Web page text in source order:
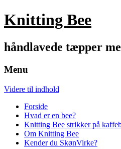
Knitting Bee
håndlavede tæpper
Menu
Videre til indhold
Forside
Hvad er en bee?
Knitting Bee strikker på
Om Knitting Bee
Kender du SkønVirke?